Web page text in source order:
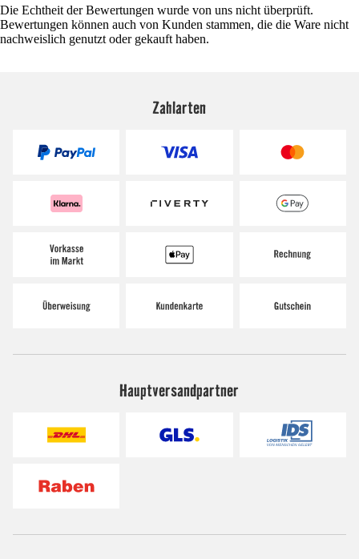
Die Echtheit der Bewertungen wurde von uns nicht überprüft.
Bewertungen können auch von Kunden stammen, die die Ware nicht
nachweislich genutzt oder gekauft haben.
Zahlarten
Hauptversandpartner